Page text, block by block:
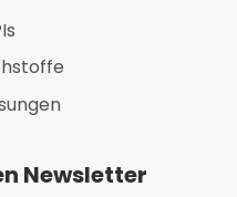
Newsletter